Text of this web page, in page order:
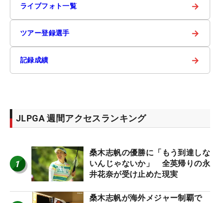
ライブフォト一覧 →
ツアー登録選手 →
記録成績 →
JLPGA 週間アクセスランキング
1
桑木志帆の優勝に「もう到達しな
いんじゃないか」 全英帰りの永
井花奈が受け止めた現実
桑木志帆が海外メジャー制覇で